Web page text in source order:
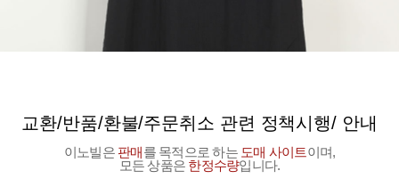
교환/반품/환불/주문취소 관련 정책시행/ 안내
이노빌은 판매를 목적으로 하는 도매 사이트이며,
모든 상품은 한정수량입니다.